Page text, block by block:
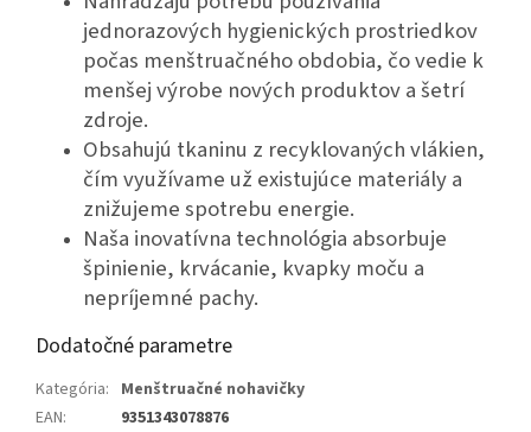
jednorazových hygienických prostriedkov
počas menštruačného obdobia, čo vedie k
menšej výrobe nových produktov a šetrí
zdroje.
Obsahujú tkaninu z recyklovaných vlákien,
čím využívame už existujúce materiály a
znižujeme spotrebu energie.
Naša inovatívna technológia absorbuje
špinienie, krvácanie, kvapky moču a
nepríjemné pachy.
Dodatočné parametre
Kategória: Menštruačné nohavičky
EAN:
9351343078876